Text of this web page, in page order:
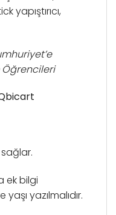
yapıştırıcı,
Öğrencileri
ek bilgi
yazılmalıdır.